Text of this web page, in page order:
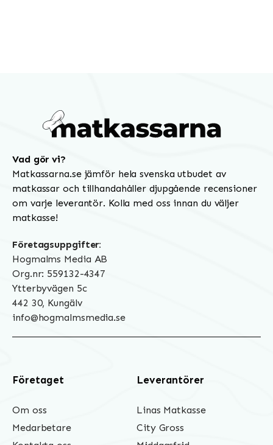
Vad gör vi?
Matkassarna.se jämför hela svenska utbudet av
matkassar och tillhandahåller djupgående recensioner
om varje leverantör. Kolla med oss innan du väljer
matkasse!
Företagsuppgifter:
Hogmalms Media AB
Org.nr: 559132-4347
Ytterbyvägen 5c
442 30, Kungälv
info@hogmalmsmedia.se
Företaget
Om oss
Medarbetare
Leverantörer
Linas Matkasse
City Gross